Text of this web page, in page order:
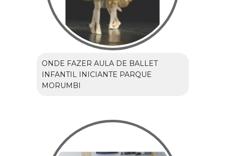
ONDE FAZER AULA DE BALLET
INFANTIL INICIANTE PARQUE
MORUMBI